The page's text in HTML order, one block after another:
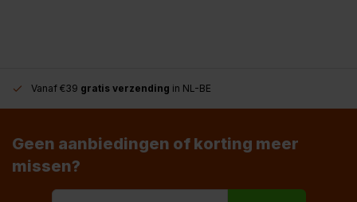
Vanaf €39 gratis verzending in NL-BE
Geen aanbiedingen of korting meer
missen?